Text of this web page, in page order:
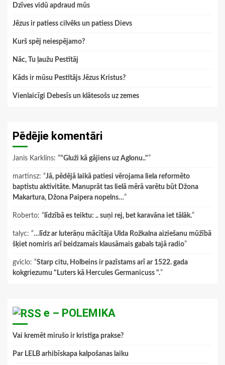
Dzīves vidū apdraud mūs
Jēzus ir patiess cilvēks un patiess Dievs
Kurš spēj neiespējamo?
Nāc, Tu ļaužu Pestītāj
Kāds ir mūsu Pestītājs Jēzus Kristus?
Vienlaicīgi Debesīs un klātesošs uz zemes
Pēdējie komentāri
Janis Karklins: “"Gluži kā gājiens uz Aglonu.."”
martinsz: “Jā, pēdējā laikā patiesi vērojama liela reformēto
baptistu aktivitāte. Manuprāt tas lielā mērā varētu būt Džona
Makartura, Džona Paipera nopelns…”
Roberto: “ līdzībā es teiktu: .. suņi rej, bet karavāna iet tālāk.”
talyc: “…līdz ar luterāņu mācītāja Ulda Rožkalna aiziešanu mūžībā
šķiet nomiris arī beidzamais klausāmais gabals tajā radio”
gviclo: “Starp citu, Holbeins ir pazīstams arī ar 1522. gada
kokgriezumu "Luters kā Hercules Germanicuss ".”
e – POLEMIKA
Vai kremēt mirušo ir kristīga prakse?
Par LELB arhibīskapa kalpošanas laiku